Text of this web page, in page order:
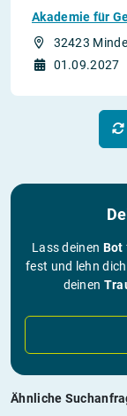
Akademie für
32423
01.09.2027
Lass deinen Bot
fest und lehn
deinen
Ähnliche